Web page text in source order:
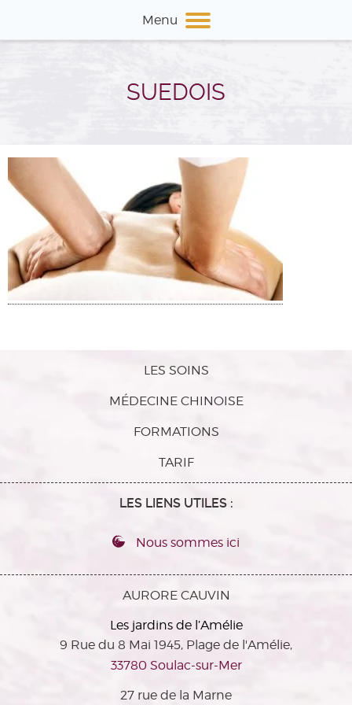
Menu
SUEDOIS
LES SOINS
MÉDECINE CHINOISE
FORMATIONS
TARIF
LES LIENS UTILES :
Nous sommes ici
AURORE CAUVIN
Les jardins de l’Amélie
9 Rue du 8 Mai 1945, Plage de l'Amélie,
33780 Soulac-sur-Mer
27 rue de la Marne